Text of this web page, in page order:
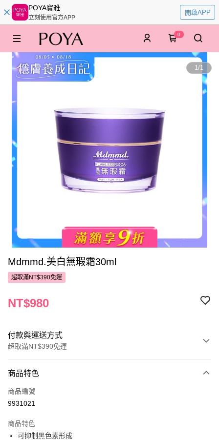
POYA寶雅
立刻使用官方APP
開啟APP
0
1/1
Mdmmd.美白無瑕霜30ml
超取滿NT$390免運
NT$980
付款與運送方式
超取滿NT$390免運
POYA支付
信用卡一次付款
LINE Pay
商品特色
商品編號
9931021
商品特色
可抑制黑色素形成